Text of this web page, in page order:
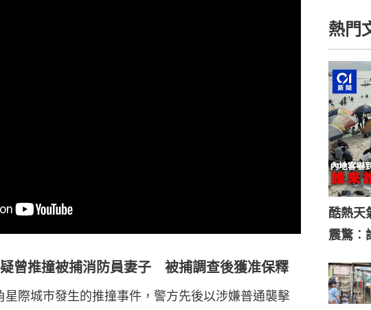
曾推撞被捕消防員妻子 被捕調查後獲准保釋
星際城巿發生的推撞事件，警方先後以涉嫌普通襲擊
熱門
酷熱天
震驚︰